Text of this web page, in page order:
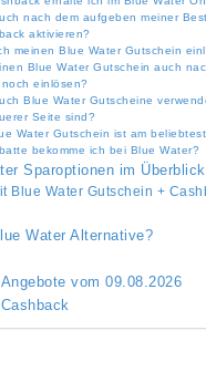
nach dem aufgeben meiner
aktivieren?
meinen Blue Water Gutschein
Blue Water Gutschein auch
einlösen?
Blue Water Gutscheine
Seite sind?
Water Gutschein ist am
bekomme ich bei Blue Water?
Sparoptionen im Überblick
Blue Water Gutschein +
Water Alternative?
vom 09.08.2026